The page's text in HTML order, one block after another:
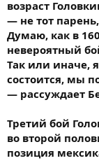
возраст
— не тот
Думаю, как в
невероятный
Так или иначе,
состоится, мы
— рассуждает
Третий бой
во второй
позиция